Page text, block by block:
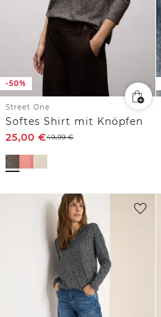
-50%
Street One
Softes Shirt mit Knöpfen
25,00 €49,99€